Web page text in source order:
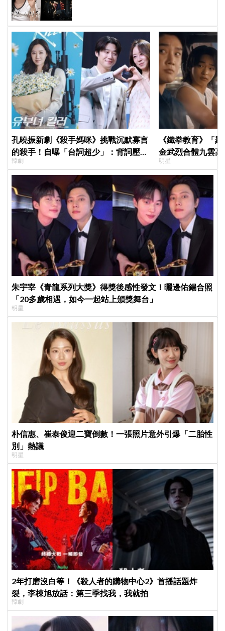
孔曉振新劇《殺手媽咪》挑戰沉默寡言
的殺手！自曝「台詞超少」：背詞壓力
小很多XD
韓劇
《鐵拳教育》「
金武烈合體九雲
嚇壞反應笑翻劇
明星
朱宇宰《青龍系列大獎》得獎後感性發文！曬邊佑錫合照
「20多歲相遇，如今一起站上頒獎舞台」
明星
朴信惠、崔泰俊迎二寶倒數！一張照片意外引爆「二胎性
別」熱議
明星
2年打磨沒白等！《殺人者的購物中心2》首播話題炸
裂，李棟旭放話：第三季找我，我就拍
韓劇